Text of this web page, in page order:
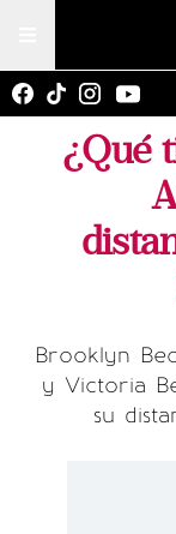
¿Qué
Brooklyn
y Victoria
su